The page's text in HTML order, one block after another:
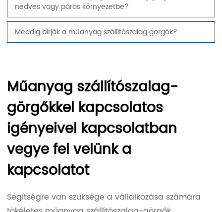
nedves vagy párás környezetbe?
Meddig bírják a műanyag szállítószalag görgők?
Műanyag szállítószalag-
görgőkkel kapcsolatos
igényeivel kapcsolatban
vegye fel velünk a
kapcsolatot
Segítségre van szüksége a vállalkozása számára